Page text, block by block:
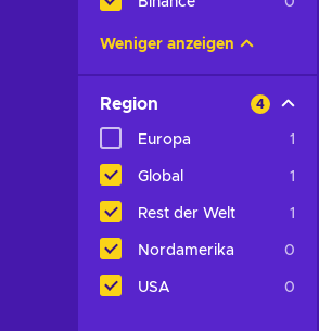
Weniger anzeigen
Region 4
Europa 1
Global 1
Rest der Welt 1
Nordamerika 0
USA 0